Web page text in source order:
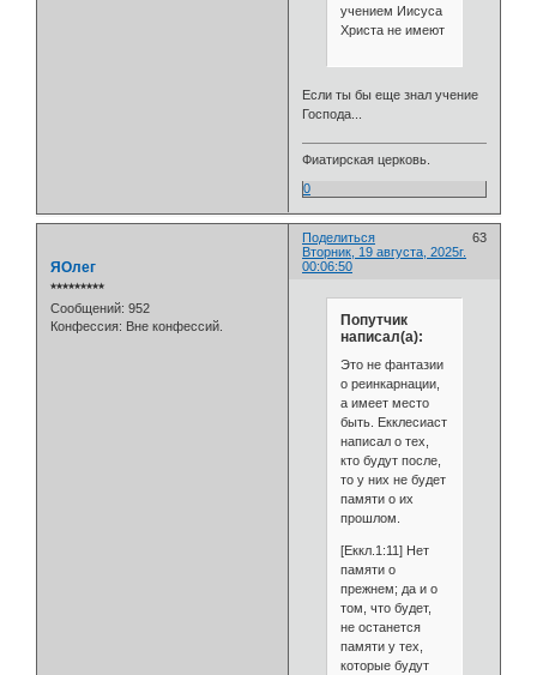
учением Иисуса
Христа не имеют
Если ты бы еще знал учение
Господа...
Фиатирская церковь.
0
Поделиться
63
Вторник, 19 августа, 2025г.
00:06:50
ЯОлег
⭒⭒⭒⭒⭒⭒⭒⭒⭒
Сообщений: 952
Конфессия: Вне конфессий.
Попутчик
написал(а):
Это не фантазии
о реинкарнации,
а имеет место
быть. Екклесиаст
написал о тех,
кто будут после,
то у них не будет
памяти о их
прошлом.
[Еккл.1:11] Нет
памяти о
прежнем; да и о
том, что будет,
не останется
памяти у тех,
которые будут